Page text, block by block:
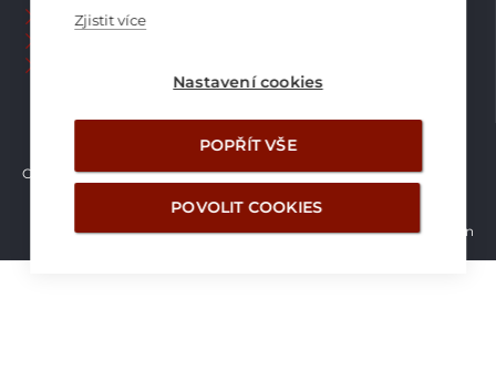
Zjistit více
Nastavení cookies
POPŘÍT VŠE
POVOLIT COOKIES
Naši pracovníci CZ
Copyright © Brilon a.s. 2026
Vytvořilo studio Žalud Design